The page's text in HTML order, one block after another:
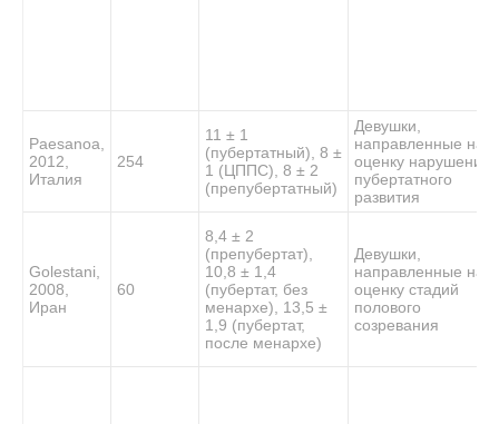
Paesanoa
2012,
Италия
254
11 ± 1
(пубертатный), 8 ±
1 (ЦППС), 8 ± 2
(препубертатный)
Девушки,
направленные на
оценку нарушений
пубертатного
развития
Golestani,
2008,
Иран
60
8,4 ± 2
(препубертат),
10,8 ± 1,4
(пубертат, без
менархе), 13,5 ±
1,9 (пубертат,
после менархе)
Девушки,
направленные на
оценку стадий
полового
созревания